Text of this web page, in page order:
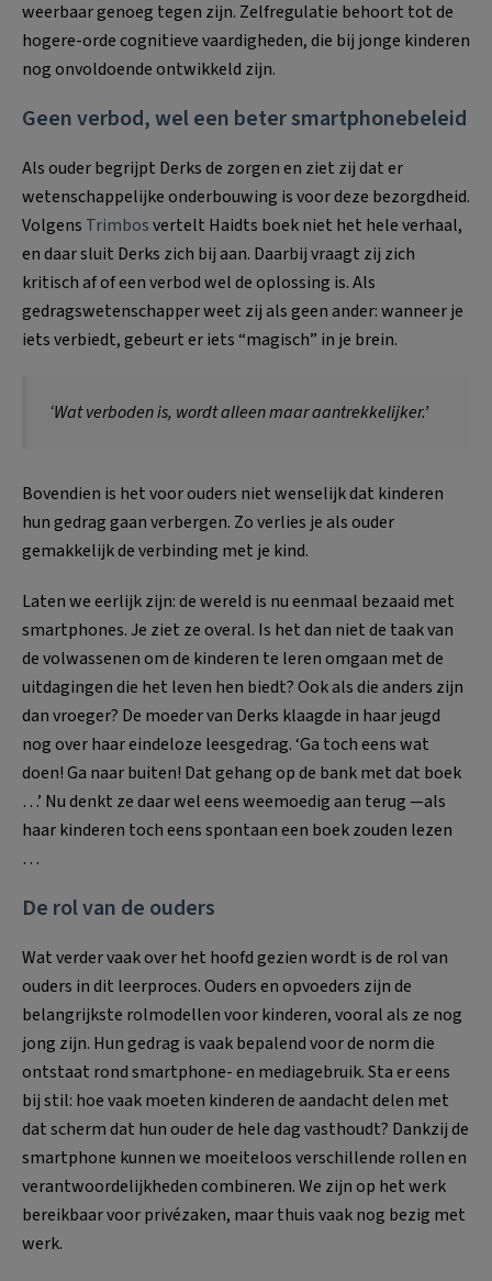
weerbaar genoeg tegen zijn. Zelfregulatie behoort tot de
hogere-orde cognitieve vaardigheden, die bij jonge kinderen
nog onvoldoende ontwikkeld zijn.
Geen verbod, wel een beter smartphonebeleid
Als ouder begrijpt Derks de zorgen en ziet zij dat er
wetenschappelijke onderbouwing is voor deze bezorgdheid.
Volgens Trimbosvertelt Haidts boek niet het hele verhaal,
en daar sluit Derks zich bij aan. Daarbij vraagt zij zich
kritisch af of een verbod wel de oplossing is. Als
gedragswetenschapper weet zij als geen ander: wanneer je
iets verbiedt, gebeurt er iets “magisch” in je brein.
‘Wat verboden is, wordt alleen maar aantrekkelijker.’
Bovendien is het voor ouders niet wenselijk dat kinderen
hun gedrag gaan verbergen. Zo verlies je als ouder
gemakkelijk de verbinding met je kind.
Laten we eerlijk zijn: de wereld is nu eenmaal bezaaid met
smartphones. Je ziet ze overal. Is het dan niet de taak van
de volwassenen om de kinderen te leren omgaan met de
uitdagingen die het leven hen biedt? Ook als die anders zijn
dan vroeger? De moeder van Derks klaagde in haar jeugd
nog over haar eindeloze leesgedrag. ‘Ga toch eens wat
doen! Ga naar buiten! Dat gehang op de bank met dat boek
…’ Nu denkt ze daar wel eens weemoedig aan terug —als
haar kinderen toch eens spontaan een boek zouden lezen
…
De rol van de ouders
Wat verder vaak over het hoofd gezien wordt is de rol van
ouders in dit leerproces. Ouders en opvoeders zijn de
belangrijkste rolmodellen voor kinderen, vooral als ze nog
jong zijn. Hun gedrag is vaak bepalend voor de norm die
ontstaat rond smartphone- en mediagebruik. Sta er eens
bij stil: hoe vaak moeten kinderen de aandacht delen met
dat scherm dat hun ouder de hele dag vasthoudt? Dankzij de
smartphone kunnen we moeiteloos verschillende rollen en
verantwoordelijkheden combineren. We zijn op het werk
bereikbaar voor privézaken, maar thuis vaak nog bezig met
werk.